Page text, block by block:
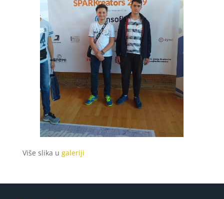
Više slika u galeriji